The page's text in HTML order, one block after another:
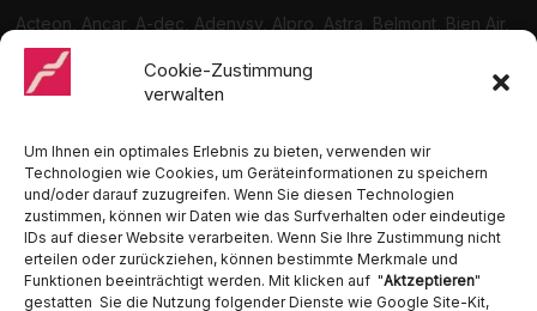
Cookie-Zustimmung
verwalten
Um Ihnen ein optimales Erlebnis zu bieten, verwenden wir
Technologien wie Cookies, um Geräteinformationen zu speichern
und/oder darauf zuzugreifen. Wenn Sie diesen Technologien
zustimmen, können wir Daten wie das Surfverhalten oder eindeutige
IDs auf dieser Website verarbeiten. Wenn Sie Ihre Zustimmung nicht
erteilen oder zurückziehen, können bestimmte Merkmale und
Funktionen beeinträchtigt werden. Mit klicken auf "Aktzeptieren"
gestatten Sie die Nutzung folgender Dienste wie Google Site-Kit,
Acteon, Ancar, A-dec, Adenysy, Alpro, Astra, Belmont, Bien Air,
Cattani, Chirana, DCI, Dürr, ETI, Euronda, Faro, Gcomm, KaVo,
Medentex, Melag, Midmark, Metasys, MK-Dent, NSK, Ophardt
Hygiene, Ritter, Satelec, Scican, TKD, Velopex, u.v.m
Ambident GmbH